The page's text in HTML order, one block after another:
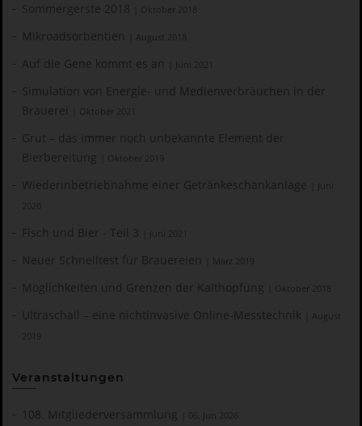
Sommergerste 2018 | Oktober 2018
Mikroadsorbentien | August 2018
Auf die Gene kommt es an | Juni 2021
Simulation von Energie- und Medienverbräuchen in der
Brauerei
| Oktober 2021
Grut – das immer noch unbekannte Element der
Bierbereitung
| Oktober 2019
Wiederinbetriebnahme einer Getränkeschankanlage
| Juni
2020
Fisch und Bier - Teil 3 | Juni 2021
Neuer Schnelltest für Brauereien | März 2019
Möglichkeiten und Grenzen der Kalthopfung | Oktober 2018
Ultraschall – eine nichtinvasive Online-Messtechnik
| August
2019
Veranstaltungen
108. Mitgliederversammlung | 06. Jun 2026